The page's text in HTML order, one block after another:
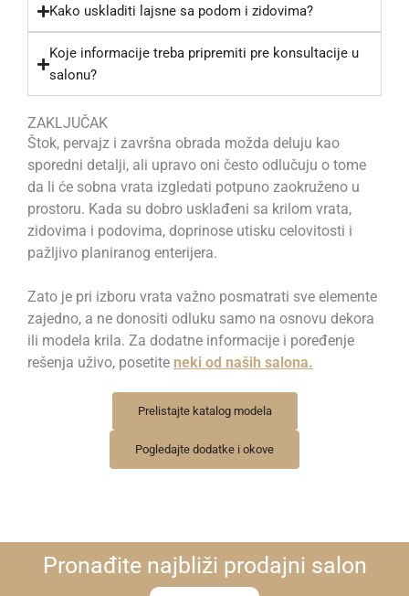
Kako uskladiti lajsne sa podom i zidovima?
Koje informacije treba pripremiti pre konsultacije u
salonu?
ZAKLJUČAK
Štok, pervajz i završna obrada možda deluju kao
sporedni detalji, ali upravo oni često odlučuju o tome
da li će sobna vrata izgledati potpuno zaokruženo u
prostoru. Kada su dobro usklađeni sa krilom vrata,
zidovima i podovima, doprinose utisku celovitosti i
pažljivo planiranog enterijera.
Zato je pri izboru vrata važno posmatrati sve elemente
zajedno, a ne donositi odluku samo na osnovu dekora
ili modela krila. Za dodatne informacije i poređenje
rešenja uživo, posetite neki od naših salona.
Prelistajte katalog modela
Pogledajte dodatke i okove
Pronađite najbliži prodajni salon